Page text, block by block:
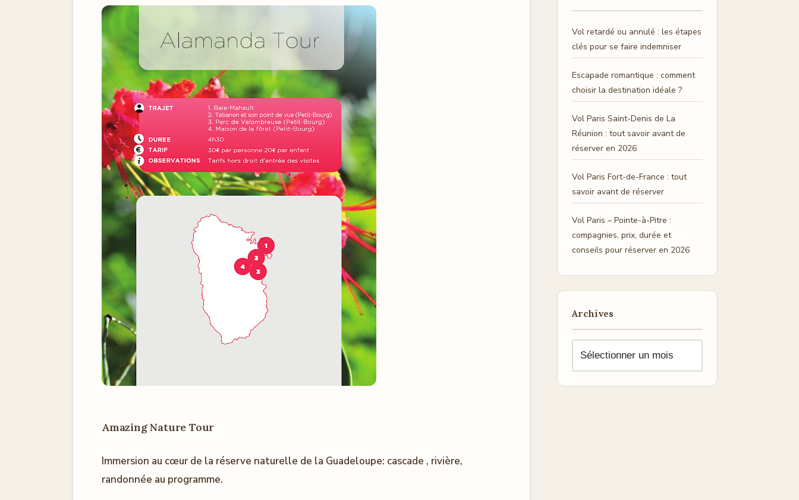
Amazing Nature Tour
Immersion au cœur de la réserve naturelle de la Guadeloupe: cascade , rivière,
randonnée au programme.
Vol retardé ou annulé : les étapes
clés pour se faire indemniser
Escapade romantique : comment
choisir la destination idéale ?
Vol Paris Saint-Denis de La
Réunion : tout savoir avant de
réserver en 2026
Vol Paris Fort-de-France : tout
savoir avant de réserver
Vol Paris – Pointe-à-Pitre :
compagnies, prix, durée et
conseils pour réserver en 2026
Archives